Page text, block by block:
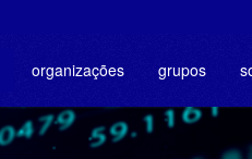
organizações grupos